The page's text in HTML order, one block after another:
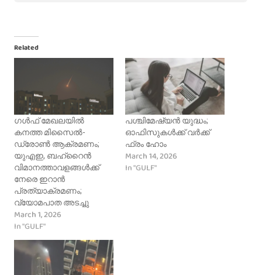
Related
ഗൾഫ് മേഖലയിൽ
കനത്ത മിസൈൽ-
ഡ്രോൺ ആക്രമണം;
യുഎഇ, ബഹ്‌റൈൻ
വിമാനത്താവളങ്ങൾക്ക്
നേരെ ഇറാൻ
പ്രത്യാക്രമണം;
വ്യോമപാത അടച്ചു
March 1, 2026
In "GULF"
പശ്ചിമേഷ്യൻ യുദ്ധം;
ഓഫിസുകൾക്ക് വർക്ക്
ഫ്രം ഹോം
March 14, 2026
In "GULF"